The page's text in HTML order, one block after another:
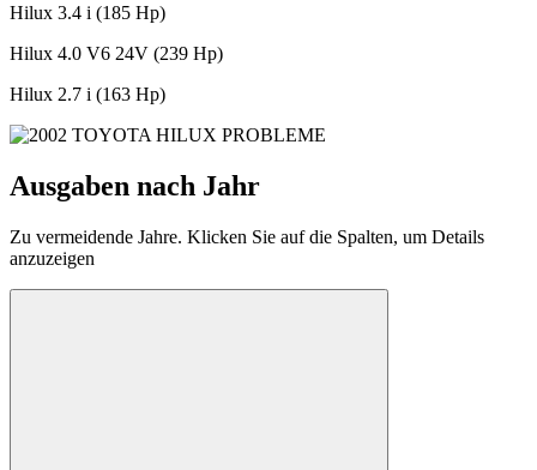
Hilux 3.4 i (185 Hp)
Hilux 4.0 V6 24V (239 Hp)
Hilux 2.7 i (163 Hp)
Ausgaben nach Jahr
Zu vermeidende Jahre. Klicken Sie auf die Spalten, um Details
anzuzeigen